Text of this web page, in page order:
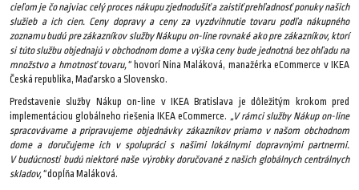
cieľom je čo najviac celý proces nákupu zjednodušiť a zaistiť prehľadnosť ponuky našich
služieb a ich cien. Ceny dopravy a ceny za vyzdvihnutie tovaru podľa nákupného
zoznamu budú pre zákazníkov služby Nákupu on-line rovnaké ako pre zákazníkov, ktorí
si túto službu objednajú v obchodnom dome a výška ceny bude jednotná bez ohľadu na
množstvo a hmotnosť tovaru,“ hovorí Nina Maláková, manažérka eCommerce v IKEA
Česká republika, Maďarsko a Slovensko.
Predstavenie služby Nákup on-line v IKEA Bratislava je dôležitým krokom pred
implementáciou globálneho riešenia IKEA eCommerce. „V rámci služby Nákup on-line
spracovávame a pripravujeme objednávky zákazníkov priamo v našom obchodnom
dome a doručujeme ich v spolupráci s našimi lokálnymi dopravnými partnermi.
V budúcnosti budú niektoré naše výrobky doručované z našich globálnych centrálnych
skladov,“dopĺňa Maláková.